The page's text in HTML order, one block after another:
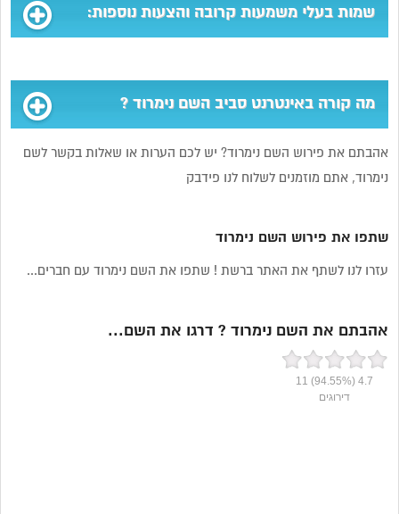
שמות בעלי משמעות קרובה והצעות נוספות:
מה קורה באינטרנט סביב השם נימרוד ?
אהבתם את פירוש השם נימרוד? יש לכם הערות או שאלות בקשר לשם
נימרוד, אתם מוזמנים לשלוח לנו פידבק
שתפו את פירוש השם נימרוד
עזרו לנו לשתף את האתר ברשת ! שתפו את השם נימרוד עם חברים...
אהבתם את השם נימרוד ? דרגו את השם...
4.7
(94.55%)
11
דירוגים